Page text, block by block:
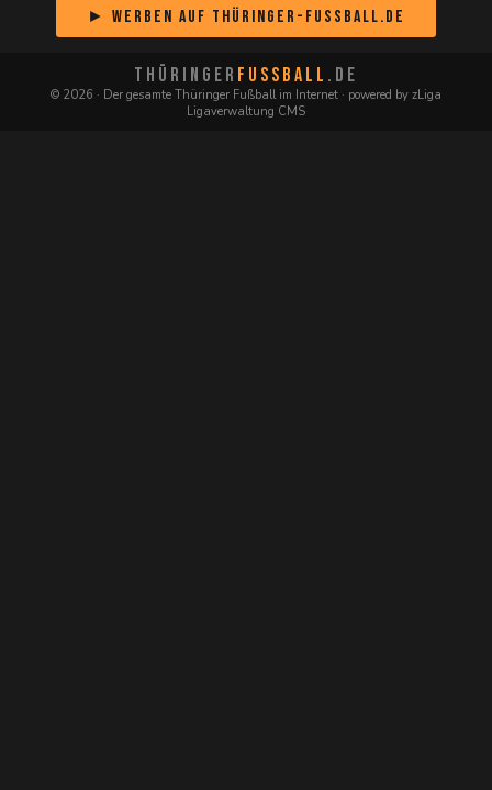
► Werben auf Thüringer-Fussball.de
THÜRINGER FUSSBALL .DE
© 2026 · Der gesamte Thüringer Fußball im Internet · powered by zLiga
Ligaverwaltung CMS